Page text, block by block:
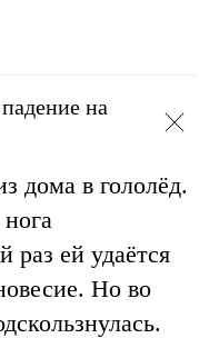
на
дома в гололёд.
раз ей удаётся
Но во